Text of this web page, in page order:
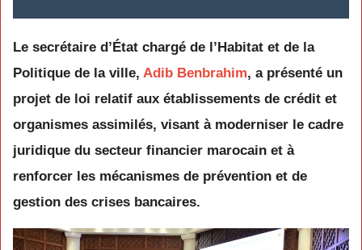
Le secrétaire d’État chargé de l’Habitat et de la
Politique de la ville, Adib Benbrahim, a présenté un
projet de loi relatif aux établissements de crédit et
organismes assimilés, visant à moderniser le cadre
juridique du secteur financier marocain et à
renforcer les mécanismes de prévention et de
gestion des crises bancaires.